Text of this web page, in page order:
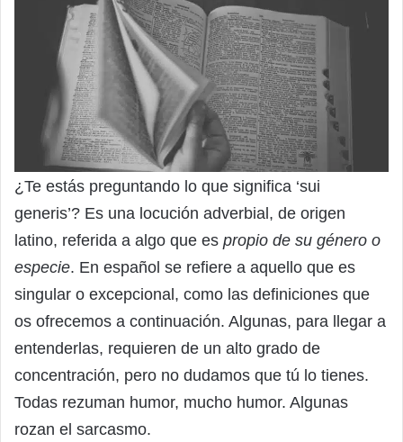
¿Te estás preguntando lo que significa ‘sui
generis’? Es una locución adverbial, de origen
latino, referida a algo que es propio de su género o
especie. En español se refiere a aquello que es
singular o excepcional, como las definiciones que
os ofrecemos a continuación. Algunas, para llegar a
entenderlas, requieren de un alto grado de
concentración, pero no dudamos que tú lo tienes.
Todas rezuman humor, mucho humor. Algunas
rozan el sarcasmo.